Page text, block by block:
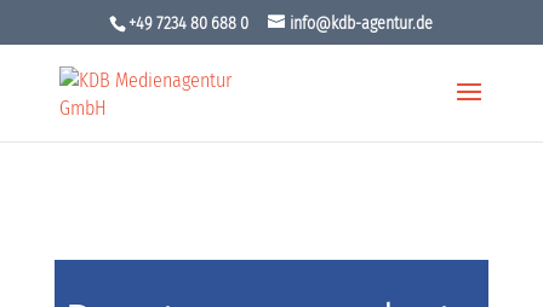
+49 7234 80 688 0 info@kdb-agentur.de